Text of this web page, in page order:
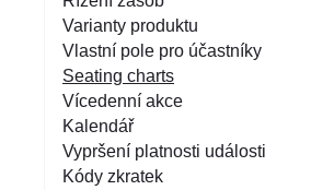
Varianty produktu
Vlastní pole pro účastníky
Seating charts
Vícedenní akce
Kalendář
Vypršení platnosti události
Kódy zkratek